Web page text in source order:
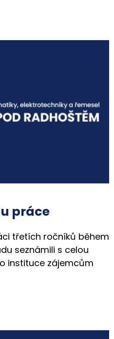
práce
třetích ročníků během
seznámili s celou
instituce zájemcům